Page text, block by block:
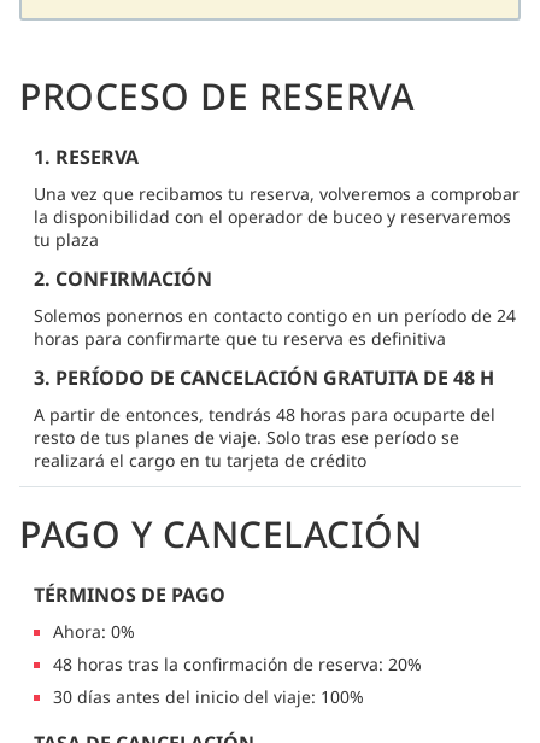
PROCESO DE RESERVA
1. RESERVA
Una vez que recibamos tu reserva, volveremos a comprobar
la disponibilidad con el operador de buceo y reservaremos
tu plaza
2. CONFIRMACIÓN
Solemos ponernos en contacto contigo en un período de 24
horas para confirmarte que tu reserva es definitiva
3. PERÍODO DE CANCELACIÓN GRATUITA DE 48 H
A partir de entonces, tendrás 48 horas para ocuparte del
resto de tus planes de viaje. Solo tras ese período se
realizará el cargo en tu tarjeta de crédito
PAGO Y CANCELACIÓN
TÉRMINOS DE PAGO
Ahora: 0%
48 horas tras la confirmación de reserva: 20%
30 días antes del inicio del viaje: 100%